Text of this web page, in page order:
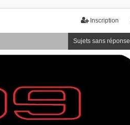
Inscription
Sujets sans réponse